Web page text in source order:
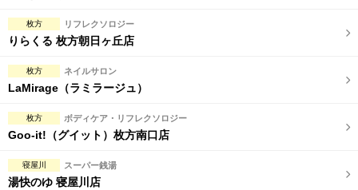
枚方 リフレクソロジー
りらくる 枚方朝日ヶ丘店
枚方 ネイルサロン
LaMirage（ラミラージュ）
枚方 ボディケア・リフレクソロジー
Goo-it!（グイット）枚方南口店
寝屋川 スーパー銭湯
湯快のゆ 寝屋川店